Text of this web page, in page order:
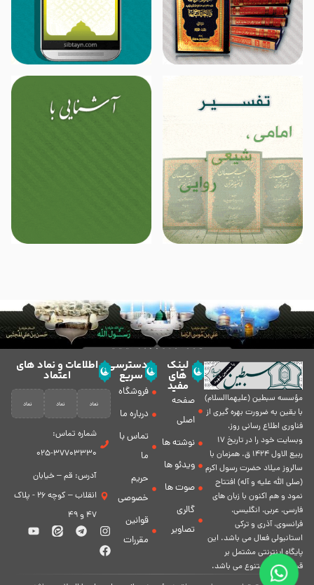
مؤسسه سبطين (عليهماالسلام)
با يقين به ضرورت بهره گیرى از
فناورى اطلاع رسانى روز،
وبسایت خود را در تاريخ 17
ربيع الاول 1424 ق. همزمان با
سالروز ميلاد حضرت رسول اكرم
(صلی الله علیه و آله) افتتاح
نمود و هم اكنون با زبان های
فارسی، عربى، انگلیسی،
فرانسوی، آذری و ترکی
استانبولی فعال مى باشد. اين
پايگاه اينترنتى مشتمل بر
قسمت هاى متنوع مى باشد.
لینک
های
مفید
صفحه
اصلی
نوشته ها
ویدئو ها
صوت ها
گالری
تصاویر
دسترسی
سریع
فروشگاه
درباره ما
تماس با
ما
حریم
خصوصی
قوانین
مقررات
اطلاعات و نماد های
اعتماد
شماره تماس:
37703330-025
آدرس: قم – خیابان
انقلاب – کوچه 26 - پلاک
47 و 49